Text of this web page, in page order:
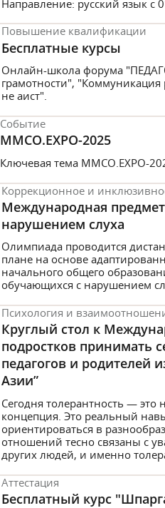
Направление: русский язык с
Повышение квалификации
Бесплатные курсы
Онлайн-школа форума
грамотности", "Коммуникация
не аист".
Событие
MMCO.EXPO-2025
Ключевая тема ММСО.ЕХРО-
Коррекционное и
Международная
нарушением слуха
Олимпиада проводится
плане на основе
начального общего
обучающихся с нарушением
Психология и
Круглый стол к
подростков принимать
педагогов и родителей
Азии”
Сегодня толерантность — это
концепция. Это реальный
ориентироваться в
отношений тесно связаны с
других людей, и именно
Аттестация
Бесплатный курс